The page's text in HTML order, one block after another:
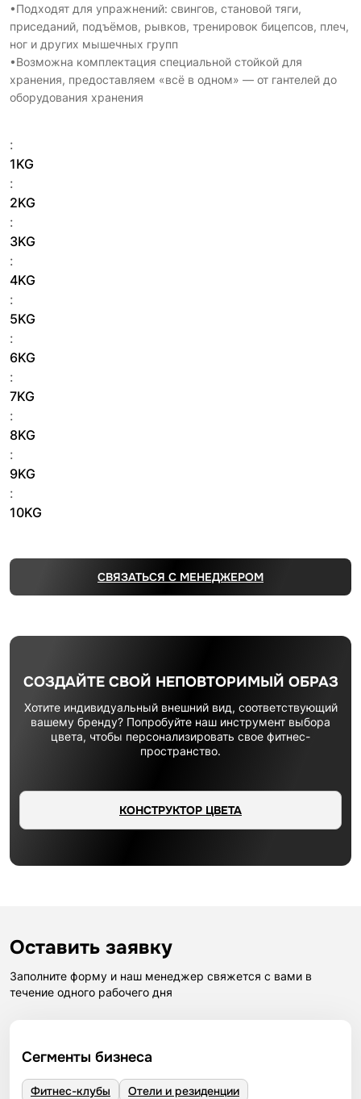
•Подходят для упражнений: свингов, становой тяги,
приседаний, подъёмов, рывков, тренировок бицепсов, плеч,
ног и других мышечных групп
•Возможна комплектация специальной стойкой для
хранения, предоставляем «всё в одном» — от гантелей до
оборудования хранения
:
1KG
:
2KG
:
3KG
:
4KG
:
5KG
:
6KG
:
7KG
:
8KG
:
9KG
:
10KG
СВЯЗАТЬСЯ С МЕНЕДЖЕРОМ
СОЗДАЙТЕ СВОЙ НЕПОВТОРИМЫЙ ОБРАЗ
Хотите индивидуальный внешний вид, соответствующий
вашему бренду? Попробуйте наш инструмент выбора
цвета, чтобы персонализировать свое фитнес-
пространство.
КОНСТРУКТОР ЦВЕТА
Оставить заявку
Заполните форму и наш менеджер свяжется с вами в
течение одного рабочего дня
Сегменты бизнеса
Фитнес-клубы
Отели и резиденции